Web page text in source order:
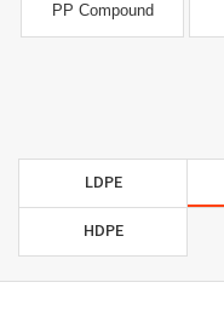
PP Compound
LDPE
HDPE